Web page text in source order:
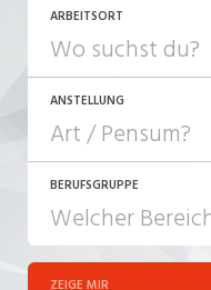
ARBEITSORT
ANSTELLUNG
JOB-TYP
Festanstellung
BERUFSGRUPPE
ZEIGE MIR